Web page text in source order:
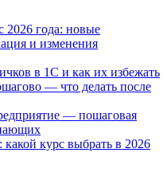
2026 года: новые
и изменения
в 1С и как их избежать
— что делать после
— пошаговая
курс выбрать в 2026